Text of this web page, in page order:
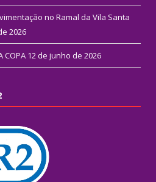
no Ramal da Vila Santa
2026
COPA 12 de junho de 2026